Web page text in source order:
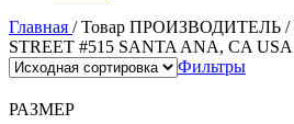
Главная / Товар ПРОИЗВОДИТЕЛЬ /
STREET #515 SANTA ANA, CA
Фильтры
РАЗМЕР